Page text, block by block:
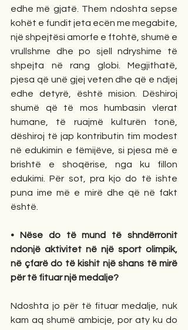
edhe më gjatë. Them ndoshta sepse
kohët e fundit jeta ecën me megabite,
një shpejtësi amorfe e ftohtë, shumë e
vrullshme dhe po sjell ndryshime të
shpejta në rang globi. Megjithatë,
pjesa që unë gjej veten dhe që e ndjej
edhe detyrë, është mision. Dëshiroj
shumë që të mos humbasin vlerat
humane, të ruajmë kulturën tonë,
dëshiroj të jap kontributin tim modest
në edukimin e fëmijëve, si pjesa më e
brishtë e shoqërise, nga ku fillon
edukimi. Për sot, pra kjo do të ishte
puna ime më e mirë dhe që në fakt
është.
• Nëse do të mund të shndërronit
ndonjë aktivitet në një sport olimpik,
në çfarë do të kishit një shans të mirë
për të fituar një medalje?
Ndoshta jo për të fituar medalje, nuk
kam aq shumë ambicje, por aty ku do